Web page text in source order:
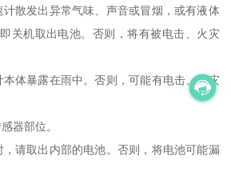
散发出异常气味、声音或冒烟，或有液体
关机取出电池。否则，将有被电击、火灾
体暴露在雨中。否则，可能有电击、火灾
器部位。
请取出内部的电池。否则，将电池可能漏